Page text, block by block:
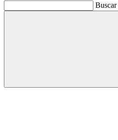
Buscar